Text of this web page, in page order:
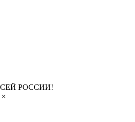
РОССИИ!
×